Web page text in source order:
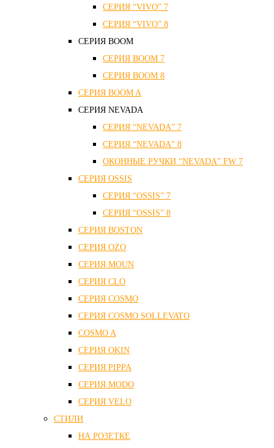
СЕРИЯ “VIVO” 7
СЕРИЯ “VIVO” 8
СЕРИЯ ВOOM
СЕРИЯ ВOOM 7
СЕРИЯ ВOOM 8
СЕРИЯ ВOOM A
СЕРИЯ NEVADA
СЕРИЯ “NEVADA” 7
СЕРИЯ “NEVADA” 8
ОКОННЫЕ РУЧКИ “NEVADA” FW 7
СЕРИЯ OSSIS
СЕРИЯ “OSSIS” 7
СЕРИЯ “OSSIS” 8
СЕРИЯ ВOSTON
CЕРИЯ OZO
СЕРИЯ MOUN
СЕРИЯ CLO
СЕРИЯ COSMO
СЕРИЯ COSMO SOLLEVATO
COSMO A
СЕРИЯ OKIN
СЕРИЯ PIPPA
СЕРИЯ MODO
СЕРИЯ VELO
СТИЛИ
НА РОЗЕТКЕ